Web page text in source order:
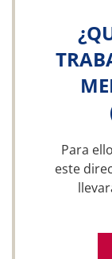
Para
este